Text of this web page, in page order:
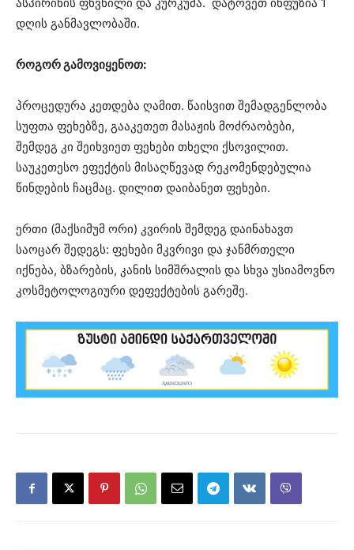
დღის განმავლობაში.
როგორ გამოვიყენოთ:
პროცედურა კეთდება ღამით. წაისვით შემადგენლობა
სუფთა ფეხებზე, გააკეთეთ მასაჟის მოძრაობები,
შემდეგ კი შეიხვიეთ ფეხები თხელი ქსოვილით.
საუკეთესო ეფექტის მისაღწევად რეკომენდებულია
წინდების ჩაცმაც. დილით დაიბანეთ ფეხები.
ერთი (მაქსიმუმ ორი) კვირის შემდეგ დაინახავთ
საოცარ შედეგს: ფეხები მკვრივი და ჯანმრთელი
იქნება, ბზარების, კანის სიმშრალის და სხვა უსიამოვნო
კოსმეტოლოგიური დეფექტების გარეშე.